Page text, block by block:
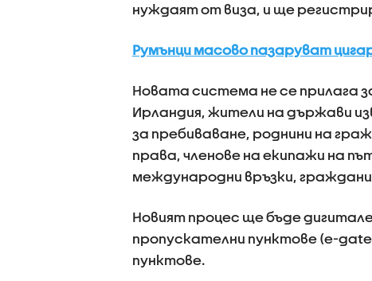
нуждаят от виза, и ще
Румънци масово пазаруват
Новата система не се прилага
Ирландия, жители на държави
за пребиваване, роднини на
права, членове на екипажи на
международни връзки,
Новият процес ще бъде
пропускателни пунктове (e-
пунктове.